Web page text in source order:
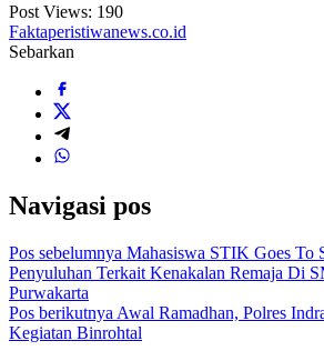
Post Views: 190
Faktaperistiwanews.co.id
Sebarkan
Navigasi pos
Pos sebelumnya Mahasiswa STIK Goes To
Penyuluhan Terkait Kenakalan Remaja Di
Purwakarta
Pos berikutnya Awal Ramadhan, Polres
Kegiatan Binrohtal